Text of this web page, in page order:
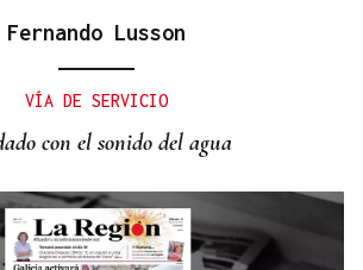
entre dos coches en la
Fernando Lusson
VÍA DE SERVICIO
con el sonido del agua